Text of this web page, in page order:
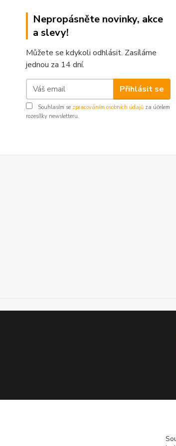
Nepropásněte novinky, akce
a slevy!
Můžete se kdykoli odhlásit. Zasíláme
jednou za 14 dní.
Přihlásit se
Souhlasím se zpracováním osobních údajů za účelem
rozesílky newsletteru.